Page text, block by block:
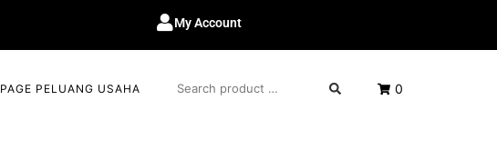
My Account
0
PAGE PELUANG USAHA